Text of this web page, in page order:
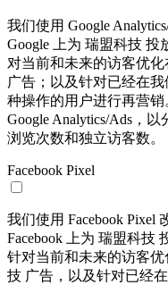
我们使用 Google
Google 上为 瑞盟科技
对当前和未来的访客优
广告；以及针对已经在
种操作的用户进行再营
Google Analytics/Ads，
浏览次数和独立访客数。
Facebook Pixel
我们使用 Facebook Pixel
Facebook 上为 瑞盟科技
针对当前和未来的访客
技 广告，以及针对已经